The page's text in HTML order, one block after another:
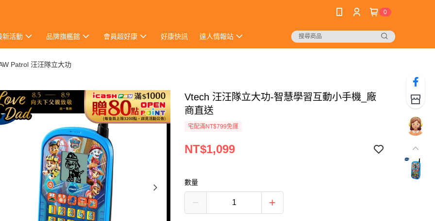
0
新活動 品牌旗艦館 會員超好康 好康快訊 達人情報站
Patrol 汪汪隊立大功
Vtech 汪汪隊立大功-智慧學習互動小手機_廠
商直送
宅配滿NT$799免運
NT$1,099
數量